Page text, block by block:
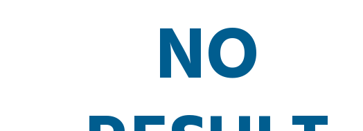
NO